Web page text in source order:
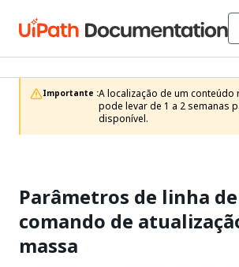
Importante :A localização de um conteúdo
pode levar de 1 a 2 semanas
disponível.
Parâmetros de linha de
comando de
massa